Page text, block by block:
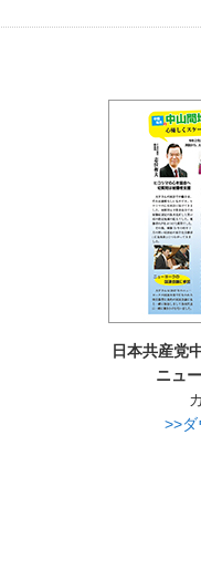
日本共産党
ニュ
>>